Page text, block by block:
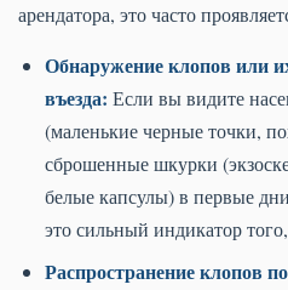
арендатора, это часто
Обнаружение клопов или
въезда: Если вы видите
(маленькие черные точки,
сброшенные шкурки
белые капсулы) в первые
это сильный индикатор
Распространение клопов